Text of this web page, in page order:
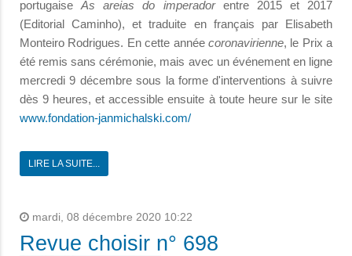
portugaiseAs areias do imperadorentre 2015 et 2017
(Editorial Caminho), et traduite en français par Elisabeth
Monteiro Rodrigues. En cette année coronavirienne, le Prix a
été remis sans cérémonie, mais avec un événement en ligne
mercredi 9 décembre sous la forme d'interventions à suivre
dès 9 heures, et accessible ensuite à toute heure sur le site
www.fondation-janmichalski.com/
LIRE LA SUITE...
mardi, 08 décembre 2020 10:22
Revue choisir n° 698